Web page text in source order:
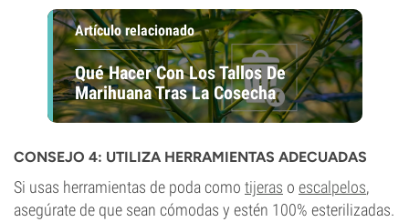
Artículo relacionado
Qué Hacer Con Los Tallos De
Marihuana Tras La Cosecha
CONSEJO 4: UTILIZA HERRAMIENTAS ADECUADAS
Si usas herramientas de poda como tijeras o escalpelos,
asegúrate de que sean cómodas y estén 100% esterilizadas.